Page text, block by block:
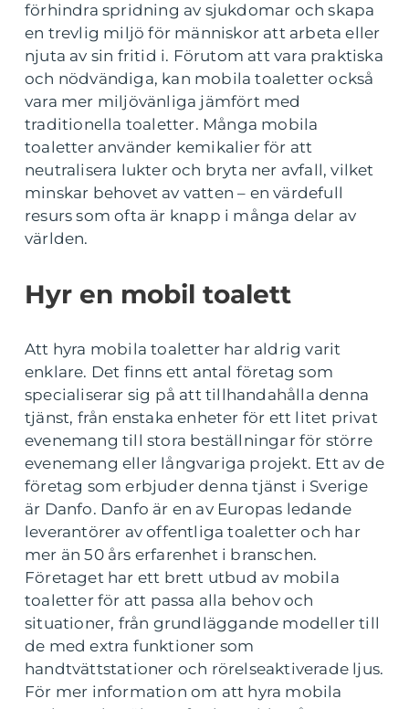
förhindra spridning av sjukdomar och skapa
en trevlig miljö för människor att arbeta eller
njuta av sin fritid i. Förutom att vara praktiska
och nödvändiga, kan mobila toaletter också
vara mer miljövänliga jämfört med
traditionella toaletter. Många mobila
toaletter använder kemikalier för att
neutralisera lukter och bryta ner avfall, vilket
minskar behovet av vatten – en värdefull
resurs som ofta är knapp i många delar av
världen.
Hyr en mobil toalett
Att hyra mobila toaletter har aldrig varit
enklare. Det finns ett antal företag som
specialiserar sig på att tillhandahålla denna
tjänst, från enstaka enheter för ett litet privat
evenemang till stora beställningar för större
evenemang eller långvariga projekt. Ett av de
företag som erbjuder denna tjänst i Sverige
är Danfo. Danfo är en av Europas ledande
leverantörer av offentliga toaletter och har
mer än 50 års erfarenhet i branschen.
Företaget har ett brett utbud av mobila
toaletter för att passa alla behov och
situationer, från grundläggande modeller till
de med extra funktioner som
handtvättstationer och rörelseaktiverade ljus.
För mer information om att hyra mobila